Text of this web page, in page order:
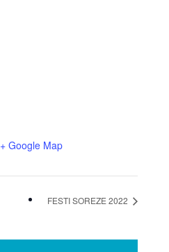
+ Google Map
FESTI SOREZE 2022